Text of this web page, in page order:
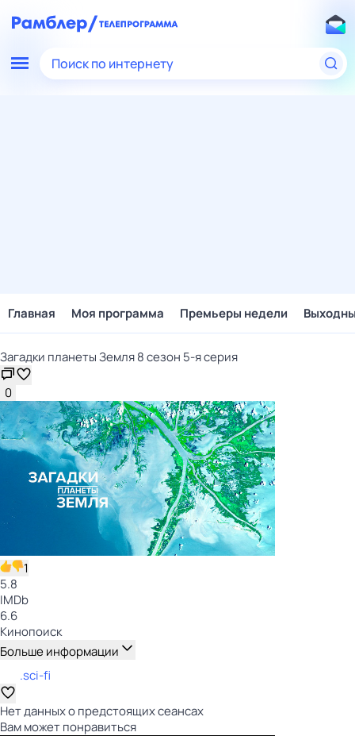
Поиск по интернету
Главная Моя программа Премьеры недели
Загадки планеты Земля 8 сезон 5-я серия
0
1
5.8
IMDb
6.6
Кинопоиск
Больше информации
.sci-fi
Нет данных о предстоящих сеансах
Вам может понравиться